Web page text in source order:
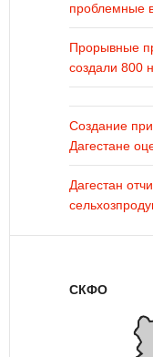
проблемные
Прорывные
создали 800
Создание
Дагестане
Дагестан
СКФО